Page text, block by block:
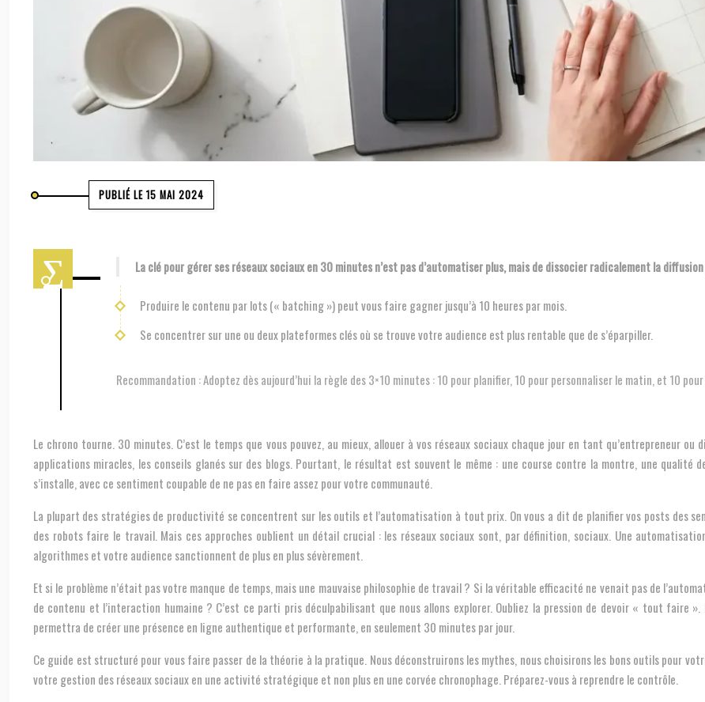
PUBLIÉ LE 15 MAI 2024
La clé pour gérer ses réseaux sociaux en 30 minutes n’est pas d’automatiser plus, mais de dissocier radicalement la
Produire le contenu par lots (« batching ») peut vous faire gagner jusqu’à 10 heures par mois.
Se concentrer sur une ou deux plateformes clés où se trouve votre audience est plus rentable que de s’éparpiller.
Recommandation :Adoptez dès aujourd’hui la règle des 3×10 minutes : 10 pour planifier, 10 pour personnaliser le matin, et 10
Le chrono tourne. 30 minutes. C’est le temps que vous pouvez, au mieux, allouer à vos réseaux sociaux chaque jour en tant qu’entrepreneur
applications miracles, les conseils glanés sur des blogs. Pourtant, le résultat est souvent le même : une course contre la montre, une
s’installe, avec ce sentiment coupable de ne pas en faire assez pour votre communauté.
La plupart des stratégies de productivité se concentrent sur les outils et l’automatisation à tout prix. On vous a dit de planifier vos posts des
des robots faire le travail. Mais ces approches oublient un détail crucial : les réseaux sociaux sont, par définition, sociaux. Une
algorithmes et votre audience sanctionnent de plus en plus sévèrement.
Et si le problème n’était pas votre manque de temps, mais une mauvaise philosophie de travail ? Si la véritable efficacité ne venait pas de
de contenu et l’interaction humaine ? C’est ce parti pris déculpabilisant que nous allons explorer. Oubliez la pression de devoir « tout faire ».
permettra de créer une présence en ligne authentique et performante, en seulement 30 minutes par jour.
Ce guide est structuré pour vous faire passer de la théorie à la pratique. Nous déconstruirons les mythes, nous choisirons les bons outils pour
votre gestion des réseaux sociaux en une activité stratégique et non plus en une corvée chronophage. Préparez-vous à reprendre le contrôle.